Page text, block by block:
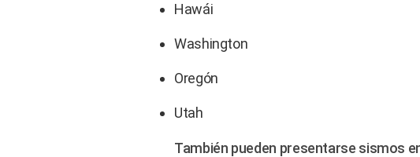
Hawái
Washington
Oregón
Utah
También pueden presentarse sismos